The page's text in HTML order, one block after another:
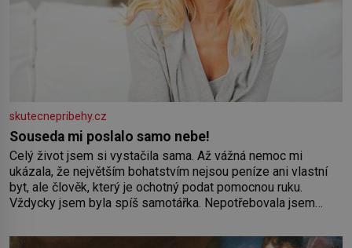
skutecnepribehy.cz
Souseda mi poslalo samo nebe!
Celý život jsem si vystačila sama. Až vážná nemoc mi
ukázala, že největším bohatstvím nejsou peníze ani vlastní
byt, ale člověk, který je ochotný podat pomocnou ruku.
Vždycky jsem byla spíš samotářka. Nepotřebovala jsem
práce a hlavně klid. Hned po studiích jsem odešla z rodného